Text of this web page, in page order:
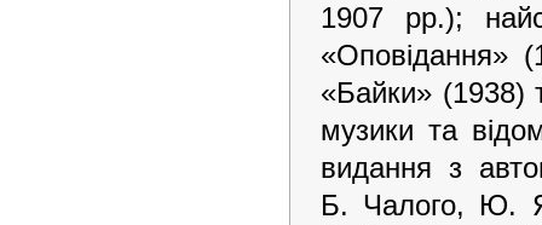
1907 рр.);
«Оповідання»
«Байки» (1938)
музики та
видання з
Б. Чалого, Ю.